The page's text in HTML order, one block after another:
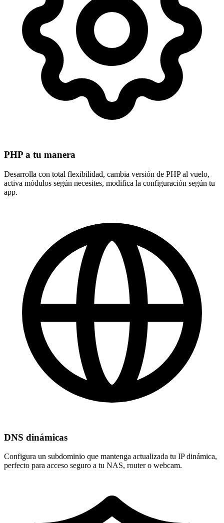
PHP a tu manera
Desarrolla con total flexibilidad, cambia versión de PHP al vuelo,
activa módulos según necesites, modifica la configuración según tu
app.
DNS dinámicas
Configura un subdominio que mantenga actualizada tu IP dinámica,
perfecto para acceso seguro a tu NAS, router o webcam.